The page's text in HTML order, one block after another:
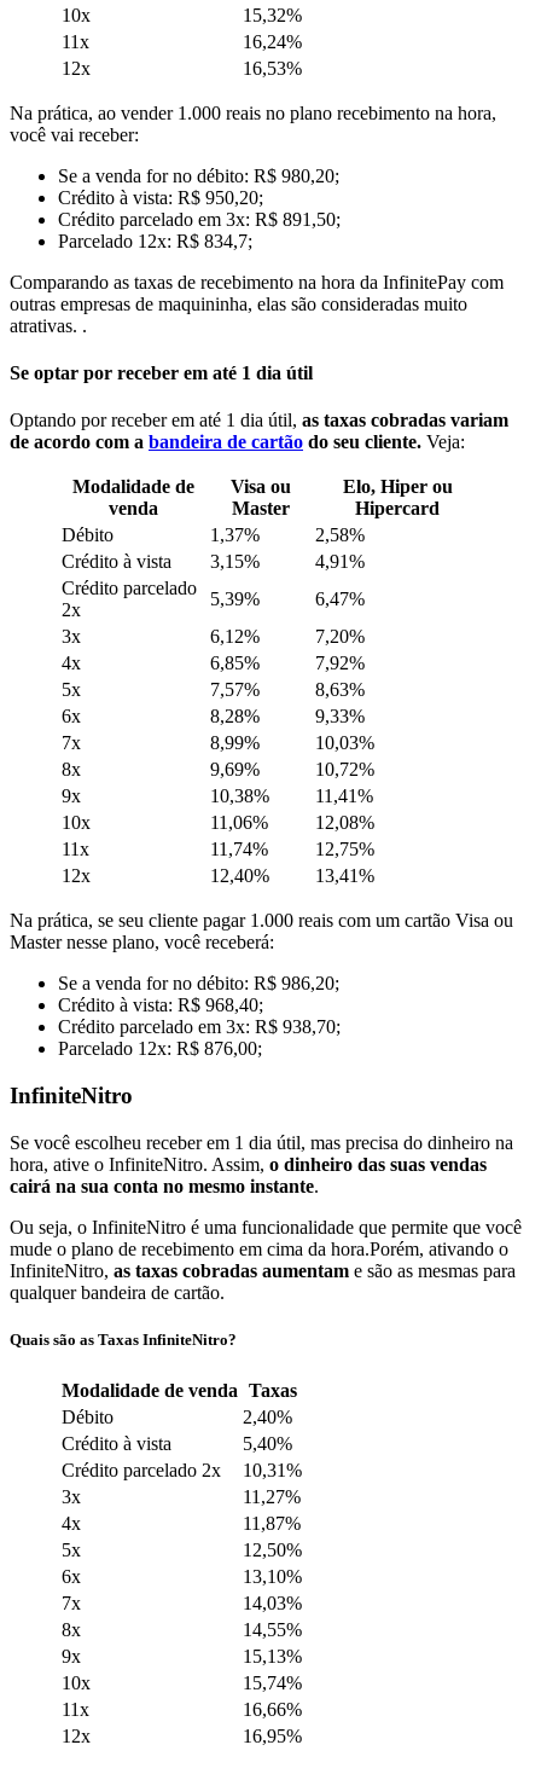
10x
15,32%
11x
16,24%
12x
16,53%
Na prática, ao vender 1.000 reais no plano recebimento na hora,
você vai receber:
Se a venda for no débito: R$ 980,20;
Crédito à vista: R$ 950,20;
Crédito parcelado em 3x: R$ 891,50;
Parcelado 12x: R$ 834,7;
Comparando as taxas de recebimento na hora da InfinitePay com
outras empresas de maquininha, elas são consideradas muito
atrativas. .
Se optar por receber em até 1 dia útil
Optando por receber em até 1 dia útil, as taxas cobradas variam
de acordo com a bandeira de cartão do seu cliente. Veja:
Modalidade de
venda
Visa ou
Master
Elo, Hiper ou
Hipercard
Débito
1,37%
2,58%
Crédito à vista
3,15%
4,91%
Crédito parcelado
2x
5,39%
6,47%
3x
6,12%
7,20%
4x
6,85%
7,92%
5x
7,57%
8,63%
6x
8,28%
9,33%
7x
8,99%
10,03%
8x
9,69%
10,72%
9x
10,38%
11,41%
10x
11,06%
12,08%
11x
11,74%
12,75%
12x
12,40% 13,41%
Na prática, se seu cliente pagar 1.000 reais com um cartão Visa ou
Master nesse plano, você receberá:
Se a venda for no débito: R$ 986,20;
Crédito à vista: R$ 968,40;
Crédito parcelado em 3x: R$ 938,70;
Parcelado 12x: R$ 876,00;
InfiniteNitro
Se você escolheu receber em 1 dia útil, mas precisa do dinheiro na
hora, ative o InfiniteNitro. Assim, o dinheiro das suas vendas
cairá na sua conta no mesmo instante.
Ou seja, o InfiniteNitro é uma funcionalidade que permite que você
mude o plano de recebimento em cima da hora.Porém, ativando o
InfiniteNitro, as taxas cobradas aumentam e são as mesmas para
qualquer bandeira de cartão.
Quais são as Taxas InfiniteNitro?
Modalidade de venda Taxas
Débito
2,40%
Crédito à vista
5,40%
Crédito parcelado 2x
10,31%
3x
11,27%
4x
11,87%
5x
12,50%
6x
13,10%
7x
14,03%
8x
14,55%
9x
15,13%
10x
15,74%
11x
16,66%
12x
16,95%